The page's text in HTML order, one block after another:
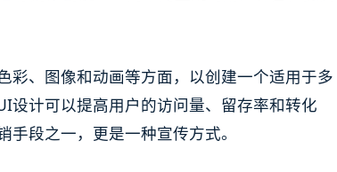
彩、图像和动画等方面，以创建一个适用于多
设计可以提高用户的访问量、留存率和转化
段之一，更是一种宣传方式。